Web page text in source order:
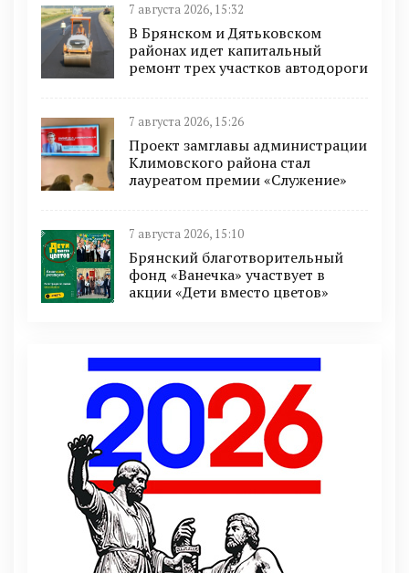
7 августа 2026, 15:32
В Брянском и Дятьковском
районах идет капитальный
ремонт трех участков автодороги
7 августа 2026, 15:26
Проект замглавы администрации
Климовского района стал
лауреатом премии «Служение»
7 августа 2026, 15:10
Брянский благотворительный
фонд «Ванечка» участвует в
акции «Дети вместо цветов»